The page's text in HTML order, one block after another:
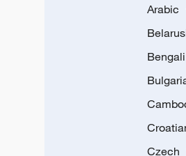
Arabic
Bengali
Czech